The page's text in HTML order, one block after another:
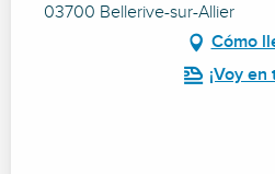
03700 Bellerive-sur-Allier
Cómo
¡Voy en